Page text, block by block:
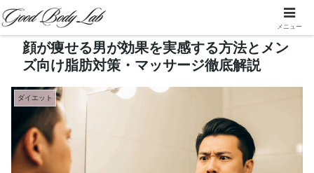
顔が痩せる男が効果を実感する方法とメン
ズ向け脂肪対策・マッサージ徹底解説
ダイエット
メニュー